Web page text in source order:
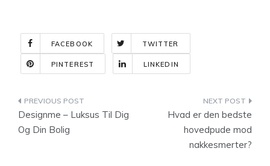
FACEBOOK TWITTER
PINTEREST LINKEDIN
Indlægsnavigation
Designme – Luksus Til Dig
Og Din Bolig
Hvad er den bedste
hovedpude mod
nakkesmerter?